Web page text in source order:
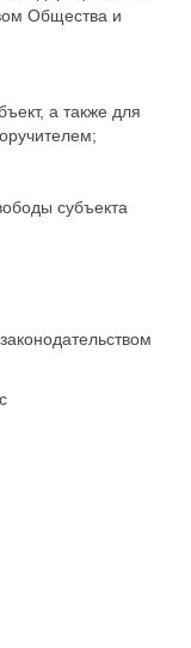
Общества и
а также для
субъекта